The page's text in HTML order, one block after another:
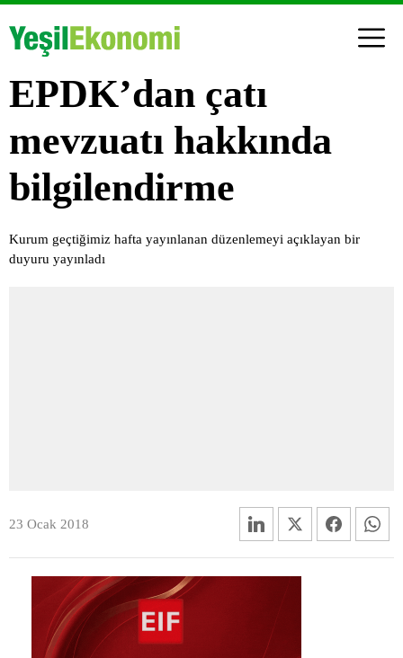
EPDK’dan çatı
mevzuatı hakkında
bilgilendirme
Kurum geçtiğimiz hafta yayınlanan düzenlemeyi açıklayan bir
duyuru yayınladı
23 Ocak 2018